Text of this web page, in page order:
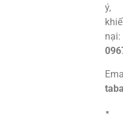
ý,
nại: